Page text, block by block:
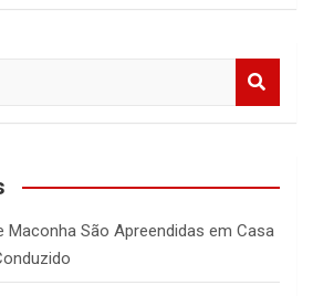
Maconha São Apreendidas em Casa